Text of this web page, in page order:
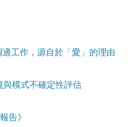
工作，源自於「愛」的理由
與模式不確定性評估
告》